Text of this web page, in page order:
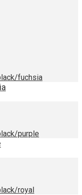
fuchsia
purple
royal